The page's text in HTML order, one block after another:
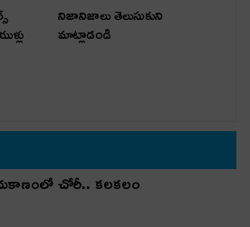
నిజానిజాలు తెలుసుకుని
మాట్లాడండి
చోరీ.. కలకలం